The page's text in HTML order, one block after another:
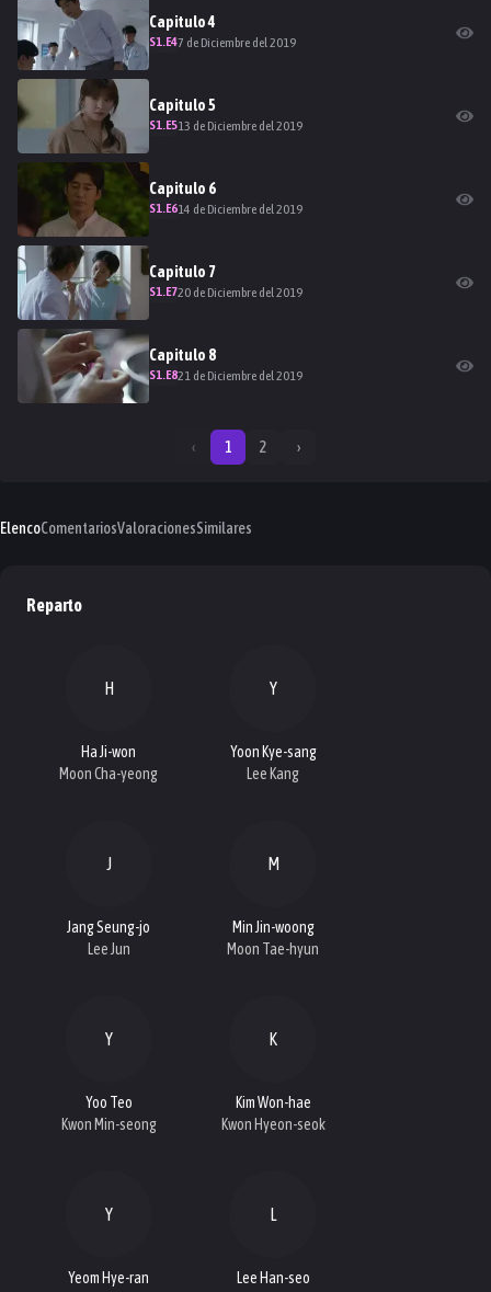
Capitulo4
S1.E47 de Diciembre del 2019
Capitulo5
S1.E513 de Diciembre del 2019
Capitulo 6
S1.E614 de Diciembre del 2019
Capitulo 7
S1.E720 de Diciembre del 2019
Capitulo 8
S1.E821 de Diciembre del 2019
‹ 1 2 ›
ElencoComentariosValoracionesSimilares
Reparto
H
Ha Ji-won
Moon Cha-yeong
Y
Yoon Kye-sang
Lee Kang
J
Jang Seung-jo
Lee Jun
M
Min Jin-woong
Moon Tae-hyun
Y
Yoo Teo
Kwon Min-seong
K
Kim Won-hae
Kwon Hyeon-seok
Y
Yeom Hye-ran
L
Lee Han-seo